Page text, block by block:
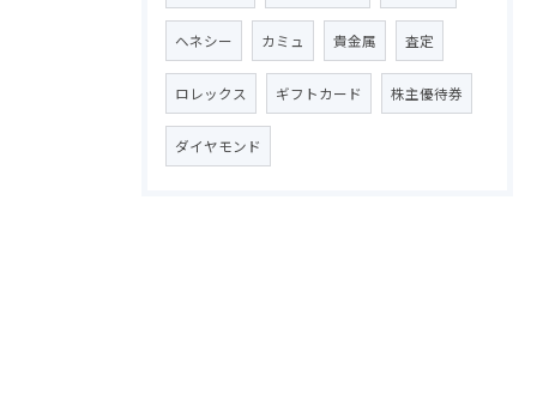
ヘネシー カミュ 貴金属 査定
ロレックス ギフトカード 株主優待券
ダイヤモンド